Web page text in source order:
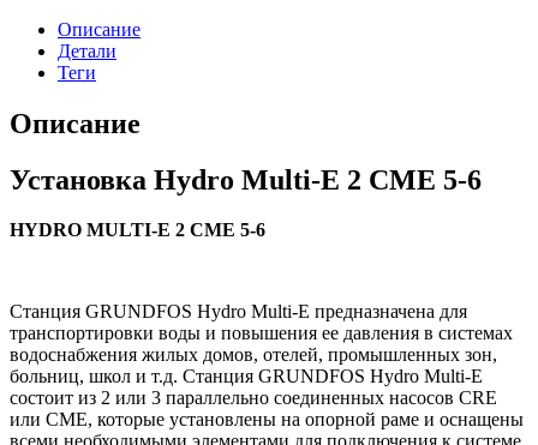
Описание
Детали
Теги
Описание
Установка Hydro Multi-E 2 CME 5-6
HYDRO MULTI-E 2 CME 5-6
Станция GRUNDFOS Hydro Multi-E предназначена для
транспортировки воды и повышения ее давления в системах
водоснабжения жилых домов, отелей, промышленных зон,
больниц, школ и т.д. Станция GRUNDFOS Hydro Multi-E
состоит из 2 или 3 параллельно соединенных насосов CRE
или CME, которые установлены на опорной раме и оснащены